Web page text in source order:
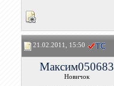
21.02.2011, 15:50
Максим050683
Новичок